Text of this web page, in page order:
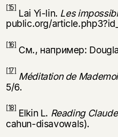
[15]Lai Yi-lin. Les
public.org/
[16]См., например:
[17] Méditation de
5/6.
[18]Elkin L. Reading
cahun-disavowals).